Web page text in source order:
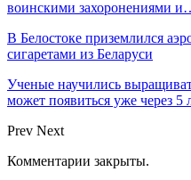
воинскими захоронениями
В Белостоке приземлился
сигаретами из Беларуси
Ученые научились
может появиться уже через 5
Prev Next
Комментарии закрыты.